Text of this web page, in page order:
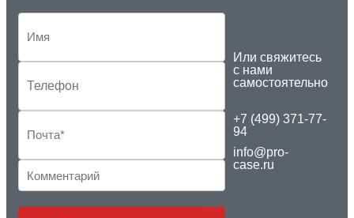
Или свяжитесь
с нами
самостоятельно
+7 (499) 371-77-
94
info@pro-
case.ru